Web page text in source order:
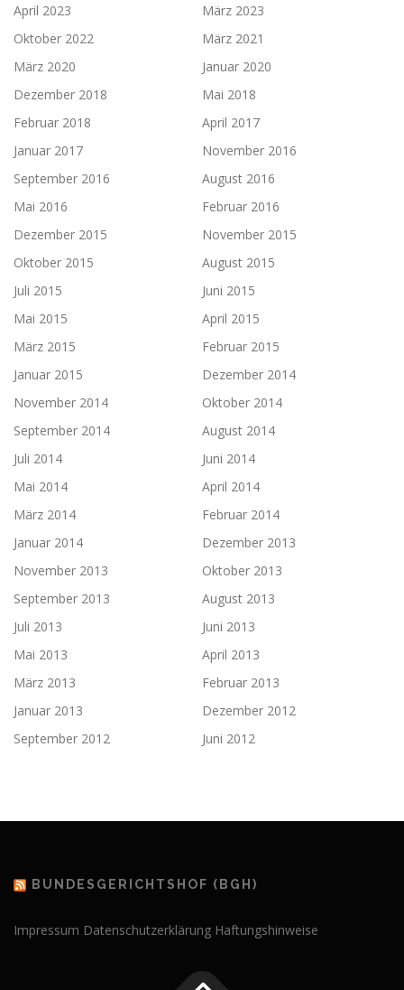
April 2023
März 2023
Oktober 2022
März 2021
März 2020
Januar 2020
Dezember 2018
Mai 2018
Februar 2018
April 2017
Januar 2017
November 2016
September 2016
August 2016
Mai 2016
Februar 2016
Dezember 2015
November 2015
Oktober 2015
August 2015
Juli 2015
Juni 2015
Mai 2015
April 2015
März 2015
Februar 2015
Januar 2015
Dezember 2014
November 2014
Oktober 2014
September 2014
August 2014
Juli 2014
Juni 2014
Mai 2014
April 2014
März 2014
Februar 2014
Januar 2014
Dezember 2013
November 2013
Oktober 2013
September 2013
August 2013
Juli 2013
Juni 2013
Mai 2013
April 2013
März 2013
Februar 2013
Januar 2013
Dezember 2012
September 2012
Juni 2012
BUNDESGERICHTSHOF (BGH)
Impressum Datenschutzerklärung Haftungshinweise